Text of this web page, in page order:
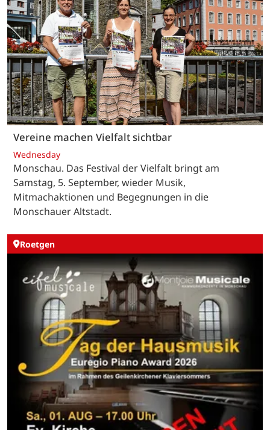
Vereine machen Vielfalt sichtbar
Wednesday
Monschau. Das Festival der Vielfalt bringt am
Samstag, 5. September, wieder Musik,
Mitmachaktionen und Begegnungen in die
Monschauer Altstadt.
Roetgen